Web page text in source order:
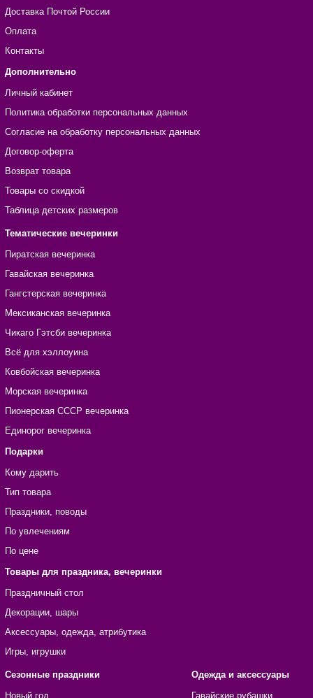
Доставка Почтой России
Оплата
Контакты
Дополнительно
Личный кабинет
Политика обработки персональных данных
Согласие на обработку персональных данных
Договор-оферта
Возврат товара
Товары со скидкой
Таблица детских размеров
Тематические вечеринки
Пиратская вечеринка
Гавайская вечеринка
Гангстерская вечеринка
Мексиканская вечеринка
Чикаго Гэтсби вечеринка
Всё для хэллоуина
Ковбойская вечеринка
Морская вечеринка
Пионерская СССР вечеринка
Единорог вечеринка
Подарки
Кому дарить
Тип товара
Праздники, поводы
По увлечениям
По цене
Товары для праздника, вечеринки
Праздничный стол
Декорации, шары
Аксессуары, одежда, атрибутика
Игры, игрушки
Сезонные праздники
Новый год
Одежда и аксессуары
Гавайские рубашки